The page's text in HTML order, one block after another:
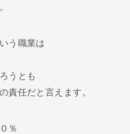
う職業は
うとも
責任だと言えます。
％